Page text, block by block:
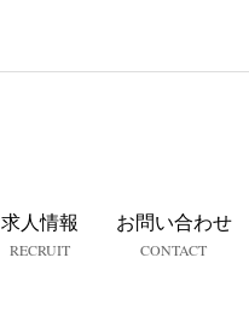
求人情報
RECRUIT
お問い合わせ
CONTACT